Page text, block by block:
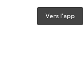
Vers l'app